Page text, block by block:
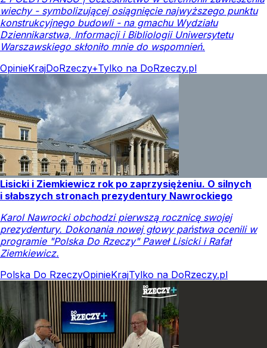
wiechy - symbolizującej osiągnięcie najwyższego punktu
konstrukcyjnego budowli - na gmachu Wydziału
Dziennikarstwa, Informacji i Bibliologii Uniwersytetu
Warszawskiego skłoniło mnie do wspomnień.
OpinieKrajDoRzeczy+Tylko na DoRzeczy.pl
Lisicki i Ziemkiewicz rok po zaprzysiężeniu. O silnych
i słabszych stronach prezydentury Nawrockiego
Karol Nawrocki obchodzi pierwszą rocznicę swojej
prezydentury. Dokonania nowej głowy państwa ocenili w
programie "Polska Do Rzeczy" Paweł Lisicki i Rafał
Ziemkiewicz.
Polska Do RzeczyOpinieKrajTylko na DoRzeczy.pl